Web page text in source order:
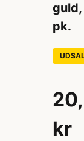
guld,
pk.
kr